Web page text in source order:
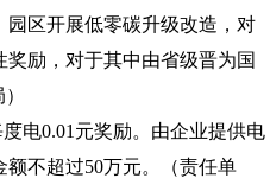
区开展低零碳升级改造，对
励，对于其中由省级晋为国
电0.01元奖励。由企业提供电
不超过50万元。（责任单